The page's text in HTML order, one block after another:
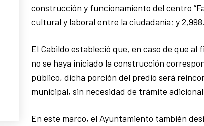
construcción y funcionamiento del centro
cultural y laboral entre la ciudadanía; y
El Cabildo estableció que, en caso de que
no se haya iniciado la construcción
público, dicha porción del predio será
municipal, sin necesidad de trámite
En este marco, el Ayuntamiento también